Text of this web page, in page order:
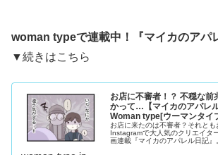
woman typeで連載中！『マイカのアパ
▼続きはこちら
お店に不審者！？ 不穏な前
かって…【マイカのアパレ
Woman type[ウーマンタイ
お店に来たのは不審者？それと
Instagramで大人気のクリエイタ
画連載『マイカのアパレル日記